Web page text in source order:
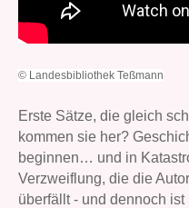
© Landesbibliothek Teßmann
Erste Sätze, die gleich
kommen sie her?
beginnen… und in
Verzweiflung, die die
überfällt - und dennoch